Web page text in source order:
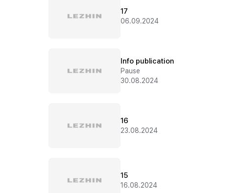
17
06.09.2024
Info publication
Pause
30.08.2024
16
23.08.2024
15
16.08.2024